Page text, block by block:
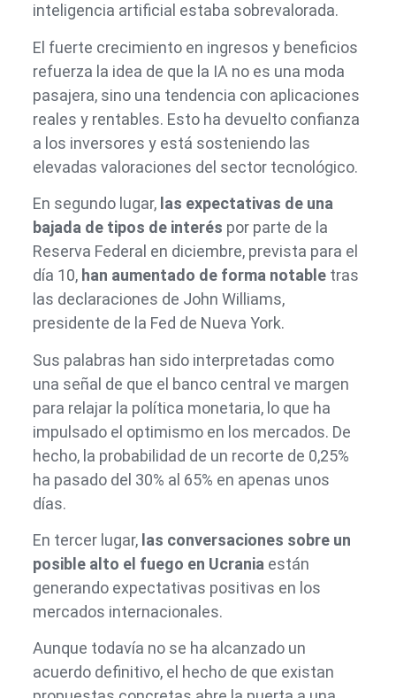
inteligencia artificial estaba sobrevalorada.
El fuerte crecimiento en ingresos y beneficios
refuerza la idea de que la IA no es una moda
pasajera, sino una tendencia con aplicaciones
reales y rentables. Esto ha devuelto confianza
a los inversores y está sosteniendo las
elevadas valoraciones del sector tecnológico.
En segundo lugar, las expectativas de una
bajada de tipos de interés por parte de la
Reserva Federal en diciembre, prevista para el
día 10, han aumentado de forma notabletras
las declaraciones de John Williams,
presidente de la Fed de Nueva York.
Sus palabras han sido interpretadas como
una señal de que el banco central ve margen
para relajar la política monetaria, lo que ha
impulsado el optimismo en los mercados. De
hecho, la probabilidad de un recorte de 0,25%
ha pasado del 30% al 65% en apenas unos
días.
En tercer lugar, las conversaciones sobre un
posible alto el fuego en Ucrania están
generando expectativas positivas en los
mercados internacionales.
Aunque todavía no se ha alcanzado un
acuerdo definitivo, el hecho de que existan